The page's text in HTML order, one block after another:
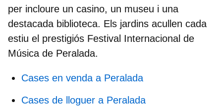
per incloure un casino, un museu i una
destacada biblioteca. Els jardins acullen cada
estiu el prestigiós Festival Internacional de
Música de Peralada.
Cases en venda a Peralada
Cases de lloguer a Peralada